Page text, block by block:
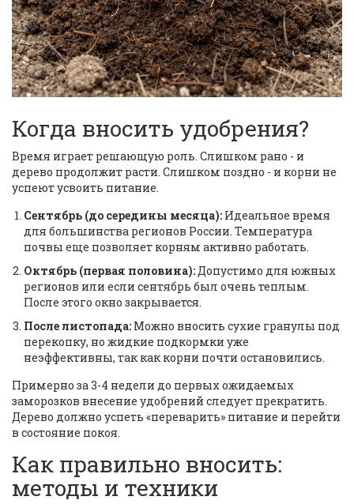
Когда вносить удобрения?
Время играет решающую роль. Слишком рано - и
дерево продолжит расти. Слишком поздно - и корни не
успеют усвоить питание.
Сентябрь (до середины месяца): Идеальное время
для большинства регионов России. Температура
почвы еще позволяет корням активно работать.
Октябрь (первая половина):Допустимо для южных
регионов или если сентябрь был очень теплым.
После этого окно закрывается.
После листопада: Можно вносить сухие гранулы под
перекопку, но жидкие подкормки уже
неэффективны, так как корни почти остановились.
Примерно за 3-4 недели до первых ожидаемых
заморозков внесение удобрений следует прекратить.
Дерево должно успеть «переварить» питание и перейти
в состояние покоя.
Как правильно вносить:
методы и техники